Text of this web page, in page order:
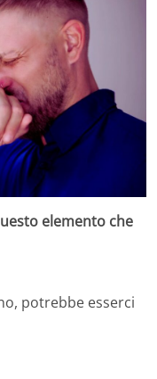
elemento che
potrebbe esserci